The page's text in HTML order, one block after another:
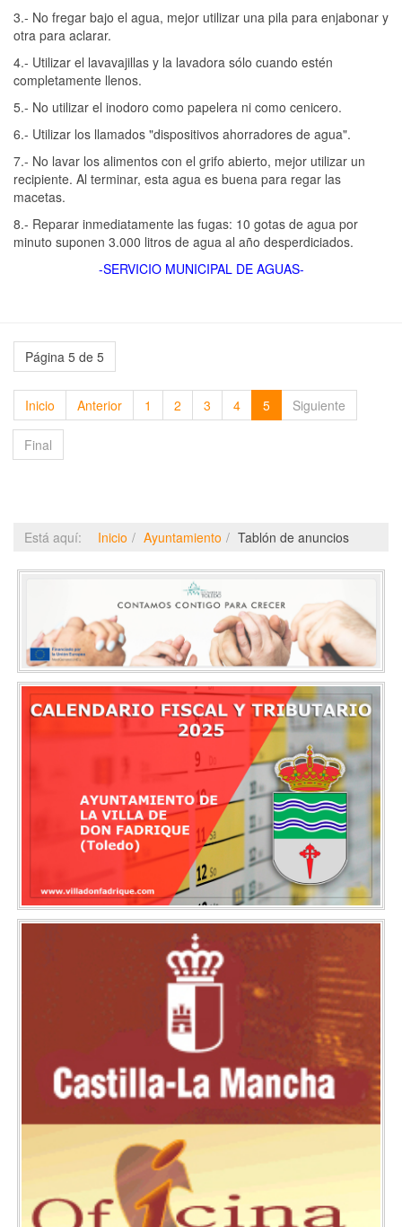
3.- No fregar bajo el agua, mejor utilizar una pila para enjabonar y
otra para aclarar.
4.- Utilizar el lavavajillas y la lavadora sólo cuando estén
completamente llenos.
5.- No utilizar el inodoro como papelera ni como cenicero.
6.- Utilizar los llamados "dispositivos ahorradores de agua".
7.- No lavar los alimentos con el grifo abierto, mejor utilizar un
recipiente. Al terminar, esta agua es buena para regar las
macetas.
8.- Reparar inmediatamente las fugas: 10 gotas de agua por
minuto suponen 3.000 litros de agua al año desperdiciados.
-SERVICIO MUNICIPAL DE AGUAS-
Página 5 de 5
Inicio Anterior 1 2 3 4 5 Siguiente
Final
Está aquí: Inicio Ayuntamiento Tablón de anuncios